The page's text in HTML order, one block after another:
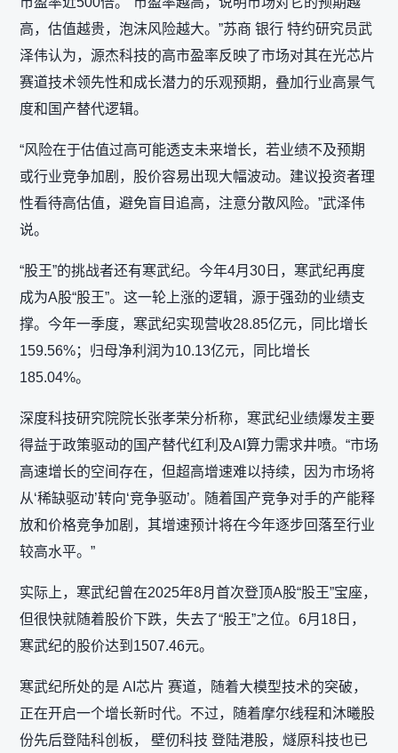
高，估值越贵，泡沫风险越大。”苏商 银行 特约研究员武
泽伟认为，源杰科技的高市盈率反映了市场对其在光芯片
赛道技术领先性和成长潜力的乐观预期，叠加行业高景气
度和国产替代逻辑。
“风险在于估值过高可能透支未来增长，若业绩不及预期
或行业竞争加剧，股价容易出现大幅波动。建议投资者理
性看待高估值，避免盲目追高，注意分散风险。”武泽伟
说。
“股王”的挑战者还有寒武纪。今年4月30日，寒武纪再度
成为A股“股王”。这一轮上涨的逻辑，源于强劲的业绩支
撑。今年一季度，寒武纪实现营收28.85亿元，同比增长
159.56%；归母净利润为10.13亿元，同比增长
185.04%。
深度科技研究院院长张孝荣分析称，寒武纪业绩爆发主要
得益于政策驱动的国产替代红利及AI算力需求井喷。“市场
高速增长的空间存在，但超高增速难以持续，因为市场将
从‘稀缺驱动’转向‘竞争驱动’。随着国产竞争对手的产能释
放和价格竞争加剧，其增速预计将在今年逐步回落至行业
较高水平。”
实际上，寒武纪曾在2025年8月首次登顶A股“股王”宝座，
但很快就随着股价下跌，失去了“股王”之位。6月18日，
寒武纪的股价达到1507.46元。
寒武纪所处的是 AI芯片 赛道，随着大模型技术的突破，
正在开启一个增长新时代。不过，随着摩尔线程和沐曦股
份先后登陆科创板， 壁仞科技 登陆港股，燧原科技也已